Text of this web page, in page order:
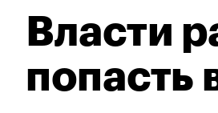
Власти
попасть